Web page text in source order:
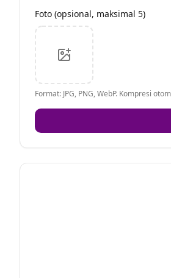
Foto (opsional, maksimal 5)
Format: JPG, PNG, WebP. Kompresi